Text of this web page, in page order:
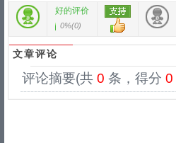
好的评价
0%(0)
文章评论
评论摘要(共 0 条，得分 0